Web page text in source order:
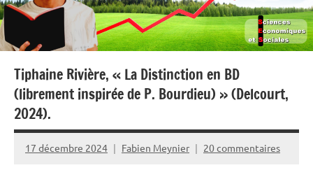
Economiques
Sociales
Tiphaine Rivière, « La Distinction en BD
(librement inspirée de P. Bourdieu) » (Delcourt,
2024).
17 décembre 2024 Fabien Meynier 20 commentaires